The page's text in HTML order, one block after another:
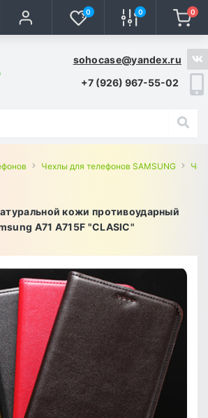
0 0 0
sohocase@yandex.ru
+7 (926) 967-55-02
Чехлы для телефонов SAMSUNG
кожи противоударный
A71 A715F "CLASIC"